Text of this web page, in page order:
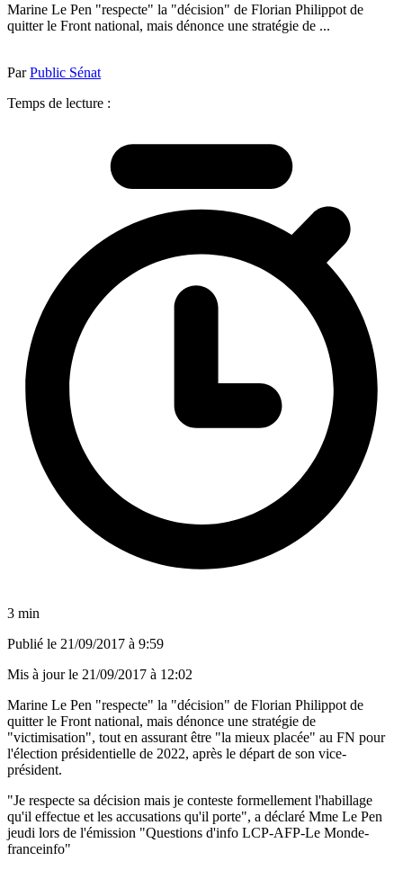
Marine Le Pen "respecte" la "décision" de Florian Philippot de
quitter le Front national, mais dénonce une stratégie de ...
ParPublic Sénat
Temps de lecture :
3 min
Publié le 21/09/2017 à 9:59
Mis à jour le 21/09/2017 à 12:02
Marine Le Pen "respecte" la "décision" de Florian Philippot de
quitter le Front national, mais dénonce une stratégie de
"victimisation", tout en assurant être "la mieux placée" au FN pour
l'élection présidentielle de 2022, après le départ de son vice-
président.
"Je respecte sa décision mais je conteste formellement l'habillage
qu'il effectue et les accusations qu'il porte", a déclaré Mme Le Pen
jeudi lors de l'émission "Questions d'info LCP-AFP-Le Monde-
franceinfo"